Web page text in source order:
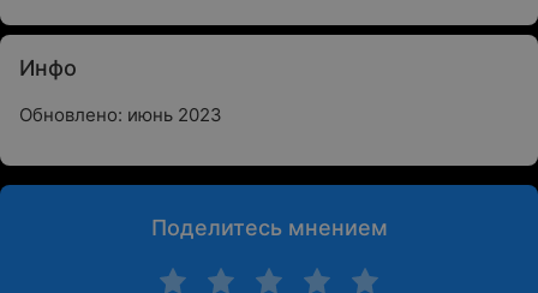
Инфо
Обновлено: июнь 2023
Поделитесь мнением